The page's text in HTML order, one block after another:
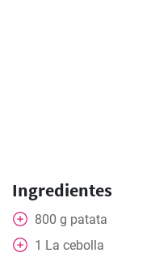
Ingredientes
800 g patata
1 La cebolla